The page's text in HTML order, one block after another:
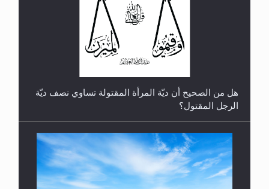
رأيٌ في لغة المسيح الموعود عليه السلام.. 4...
هل من الصحيح أن ديّة المرأة المقتولة تساوي نصف ديّة
الرجل المقتول؟